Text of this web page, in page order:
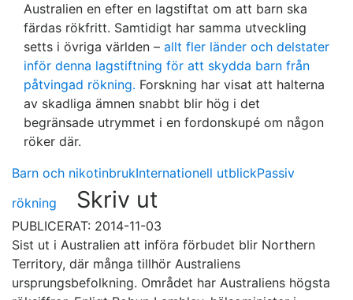
Australien en efter en lagstiftat om att barn ska
färdas rökfritt. Samtidigt har samma utveckling
setts i övriga världen – allt fler länder och delstater
inför denna lagstiftning för att skydda barn från
påtvingad rökning. Forskning har visat att halterna
av skadliga ämnen snabbt blir hög i det
begränsade utrymmet i en fordonskupé om någon
röker där.
Barn och nikotinbrukInternationell utblickPassiv
rökning
Skriv ut
PUBLICERAT: 2014-11-03
Sist ut i Australien att införa förbudet blir Northern
Territory, där många tillhör Australiens
ursprungsbefolkning. Området har Australiens högsta